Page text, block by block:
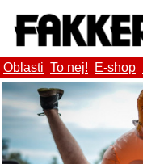
Oblasti To nej! E-shop